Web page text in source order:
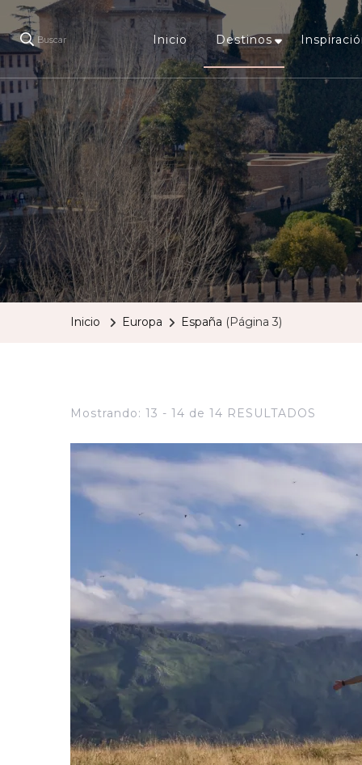
Buscar Inicio Destinos
Inicio Europa España (Página 3)
Mostrando: 13 - 14 de 14 RESULTADOS